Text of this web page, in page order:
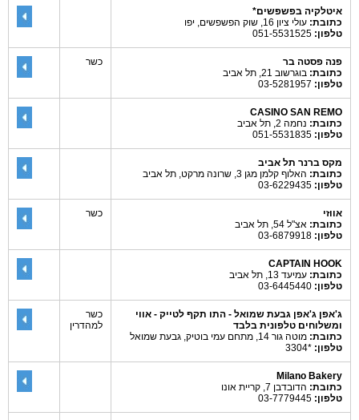
איטלקיה בפשפשים*
כתובת: עולי ציון 16, שוק הפשפשים, יפו
טלפון:
פנה פסטה בר
כתובת: בוגרשוב 21, תל אביב
טלפון:
כשר
CASINO SAN REMO
כתובת: נחמה 2, תל אביב
טלפון:
מקס ברנר תל אביב
כתובת: האלוף קלמן מגן 3, שרונה מרקט, תל אביב
טלפון:
אווזי
כתובת: אצ"ל 54, תל אביב
טלפון:
כשר
CAPTAIN HOOK
כתובת: עמיעד 13, תל אביב
טלפון:
ג'אפן ג'אפן גבעת שמואל - התו תקף לטייק - אווי
ומשלוחים טלפונית בלבד
כתובת: מוטה גור 14, מתחם עמי בוטיק, גבעת שמואל
טלפון: *3304
כשר
למהדרין
Milano Bakery
כתובת: הדובדבן 7, קריית אונו
טלפון: